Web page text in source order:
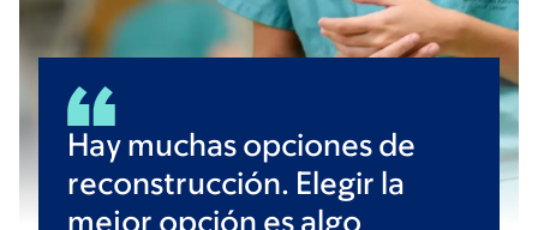
Hay muchas opciones de
reconstrucción. Elegir la
mejor opción es algo